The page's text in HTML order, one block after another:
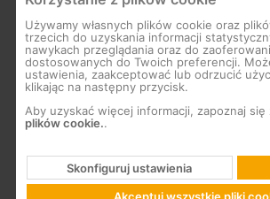
Używamy własnych plików cookie oraz
trzecich do uzyskania informacji
nawykach przeglądania oraz do
dostosowanych do Twoich preferencji.
ustawienia, zaakceptować lub odrzucić
klikając na następny przycisk.
Aby uzyskać więcej informacji, zapoznaj się
plików cookie..
Skonfiguruj ustawienia